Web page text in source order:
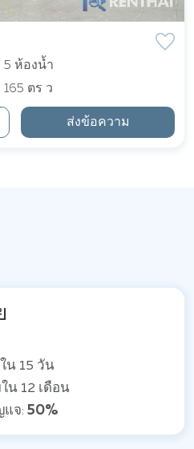
5 ห้องน้ำ
165 ตร ว
ส่งข้อความ
น 15 วัน
น 12 เดือน
แจ: 50%